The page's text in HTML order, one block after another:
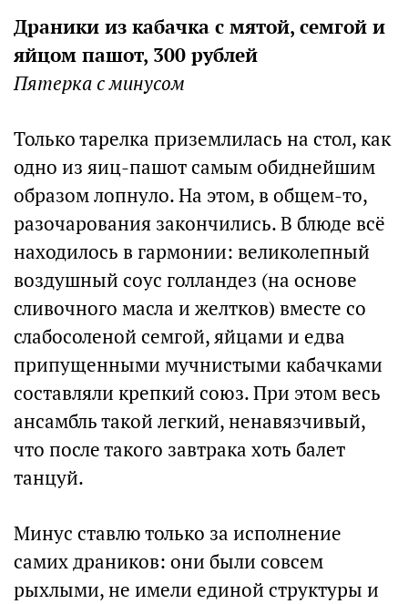
Драники из кабачка с мятой, семгой и
яйцом пашот, 300 рублей
Пятерка с минусом
Только тарелка приземлилась на стол, как
одно из яиц-пашот самым обиднейшим
образом лопнуло. На этом, в общем-то,
разочарования закончились. В блюде всё
находилось в гармонии: великолепный
воздушный соус голландез (на основе
сливочного масла и желтков) вместе со
слабосоленой семгой, яйцами и едва
припущенными мучнистыми кабачками
составляли крепкий союз. При этом весь
ансамбль такой легкий, ненавязчивый,
что после такого завтрака хоть балет
танцуй.
Минус ставлю только за исполнение
самих драников: они были совсем
рыхлыми, не имели единой структуры и